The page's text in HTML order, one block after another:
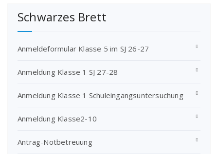
Schwarzes Brett
Anmeldeformular Klasse 5 im SJ 26-27
Anmeldung Klasse 1 SJ 27-28
Anmeldung Klasse 1 Schuleingangsuntersuchung
Anmeldung Klasse2-10
Antrag-Notbetreuung